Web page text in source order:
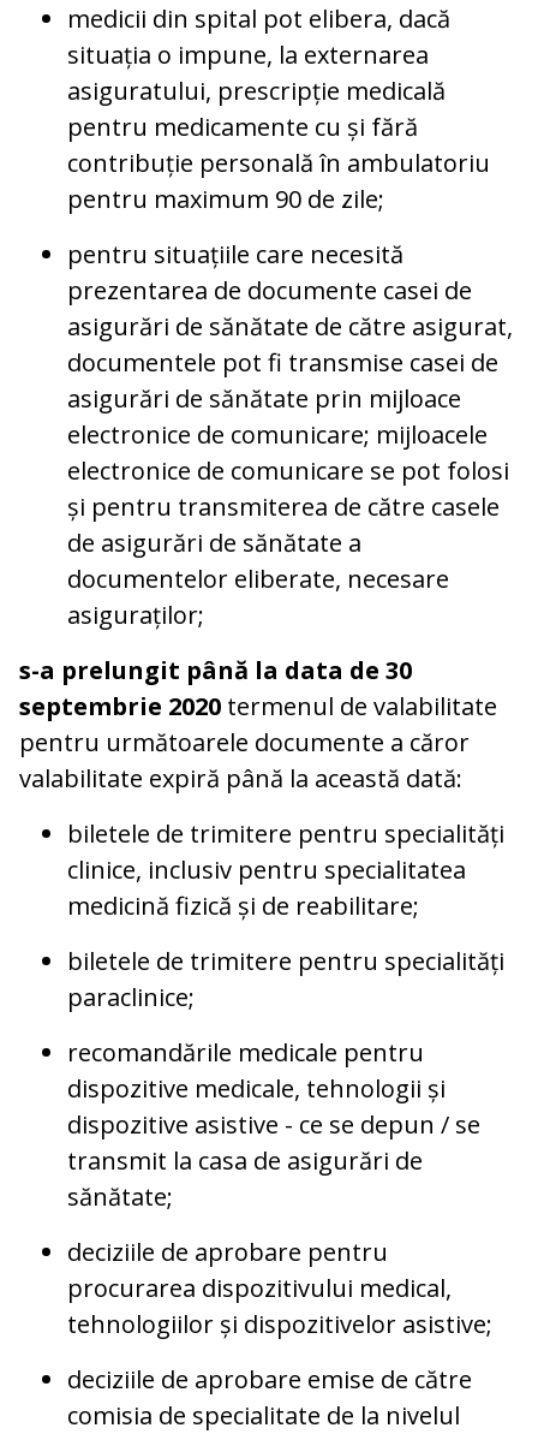
medicii din spital pot elibera, dacă
situația o impune, la externarea
asiguratului, prescripție medicală
pentru medicamente cu și fără
contribuție personală în ambulatoriu
pentru maximum 90 de zile;
pentru situațiile care necesită
prezentarea de documente casei de
asigurări de sănătate de către asigurat,
documentele pot fi transmise casei de
asigurări de sănătate prin mijloace
electronice de comunicare; mijloacele
electronice de comunicare se pot folosi
și pentru transmiterea de către casele
de asigurări de sănătate a
documentelor eliberate, necesare
asiguraților;
s-a prelungit până la data de 30
septembrie 2020 termenul de valabilitate
pentru următoarele documente a căror
valabilitate expiră până la această dată:
biletele de trimitere pentru specialități
clinice, inclusiv pentru specialitatea
medicină fizică și de reabilitare;
biletele de trimitere pentru specialități
paraclinice;
recomandările medicale pentru
dispozitive medicale, tehnologii și
dispozitive asistive - ce se depun / se
transmit la casa de asigurări de
sănătate;
deciziile de aprobare pentru
procurarea dispozitivului medical,
tehnologiilor și dispozitivelor asistive;
deciziile de aprobare emise de către
comisia de specialitate de la nivelul